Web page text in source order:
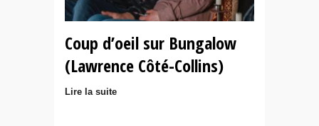
Coup d’oeil sur Bungalow
(Lawrence Côté-Collins)
Lire la suite